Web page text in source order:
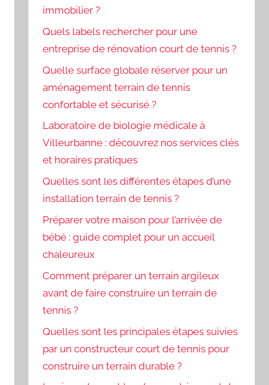
immobilier ?
Quels labels rechercher pour une
entreprise de rénovation court de tennis ?
Quelle surface globale réserver pour un
aménagement terrain de tennis
confortable et sécurisé ?
Laboratoire de biologie médicale à
Villeurbanne : découvrez nos services clés
et horaires pratiques
Quelles sont les différentes étapes d’une
installation terrain de tennis ?
Préparer votre maison pour l’arrivée de
bébé : guide complet pour un accueil
chaleureux
Comment préparer un terrain argileux
avant de faire construire un terrain de
tennis ?
Quelles sont les principales étapes suivies
par un constructeur court de tennis pour
construire un terrain durable ?